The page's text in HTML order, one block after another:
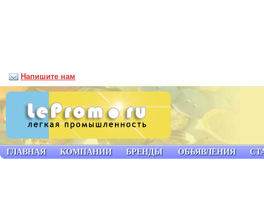
ГЛАВНАЯ КОМПАНИИ БРЕНДЫ ОБЪЯВЛЕНИЯ
Напишите нам